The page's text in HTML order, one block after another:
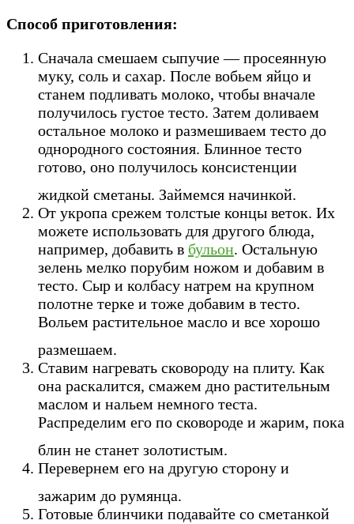
Способ приготовления:
Сначала смешаем сыпучие — просеянную
муку, соль и сахар. После вобьем яйцо и
станем подливать молоко, чтобы вначале
получилось густое тесто. Затем доливаем
остальное молоко и размешиваем тесто до
однородного состояния. Блинное тесто
готово, оно получилось консистенции
жидкой сметаны. Займемся начинкой.
От укропа срежем толстые концы веток. Их
можете использовать для другого блюда,
например, добавить в бульон. Остальную
зелень мелко порубим ножом и добавим в
тесто. Сыр и колбасу натрем на крупном
полотне терке и тоже добавим в тесто.
Вольем растительное масло и все хорошо
размешаем.
Ставим нагревать сковороду на плиту. Как
она раскалится, смажем дно растительным
маслом и нальем немного теста.
Распределим его по сковороде и жарим, пока
блин не станет золотистым.
Перевернем его на другую сторону и
зажарим до румянца.
Готовые блинчики подавайте со сметанкой